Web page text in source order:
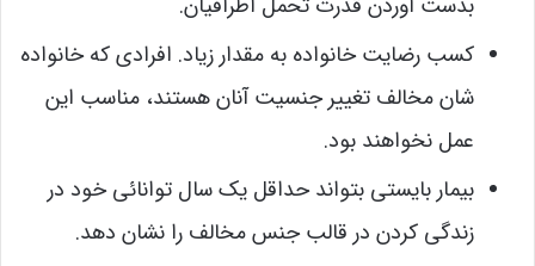
کسب رضایت خانواده به مقدار زیاد. افرادی که خانواده
شان مخالف تغییر جنسیت آنان هستند، مناسب این
عمل نخواهند بود.
بیمار بایستی بتواند حداقل یک سال توانائی خود در
زندگی کردن در قالب جنس مخالف را نشان دهد.